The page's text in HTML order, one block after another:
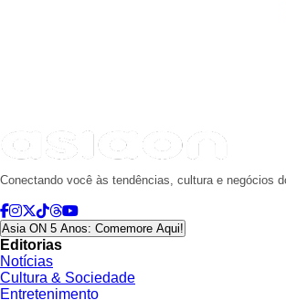
Conectando você às tendências, cultura e negócios
Asia ON 5 Anos: Comemore Aqui!
Editorias
Notícias
Cultura & Sociedade
Entretenimento